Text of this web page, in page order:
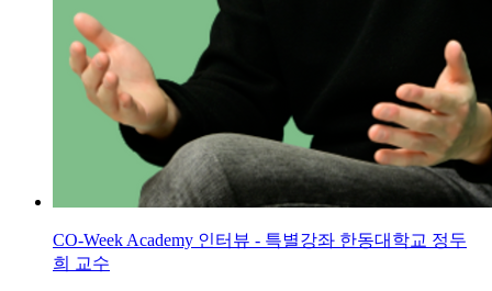
CO-Week Academy 인터뷰 - 특별강좌 한동대학교 정두
희 교수